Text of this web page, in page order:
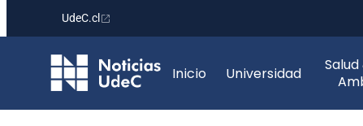
contenido
UdeC.cl
Inicio Universidad